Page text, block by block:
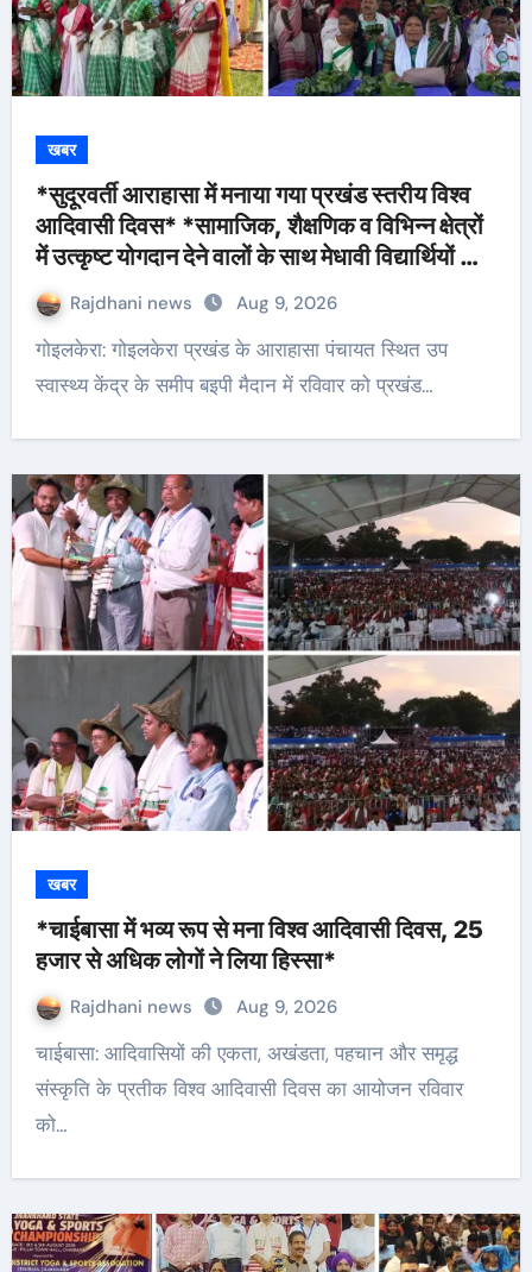
खबर
*सुदूरवर्ती आराहासा में मनाया गया प्रखंड स्तरीय विश्व
आदिवासी दिवस* *सामाजिक, शैक्षणिक व विभिन्न क्षेत्रों
में उत्कृष्ट योगदान देने वालों के साथ मेधावी विद्यार्थियों को
किया गया सम्मानित*
Rajdhani news Aug 9, 2026
गोइलकेरा: गोइलकेरा प्रखंड के आराहासा पंचायत स्थित उप
स्वास्थ्य केंद्र के समीप बइपी मैदान में रविवार को प्रखंड…
खबर
*चाईबासा में भव्य रूप से मना विश्व आदिवासी दिवस, 25
हजार से अधिक लोगों ने लिया हिस्सा*
Rajdhani news Aug 9, 2026
चाईबासा: आदिवासियों की एकता, अखंडता, पहचान और समृद्ध
संस्कृति के प्रतीक विश्व आदिवासी दिवस का आयोजन रविवार
को…